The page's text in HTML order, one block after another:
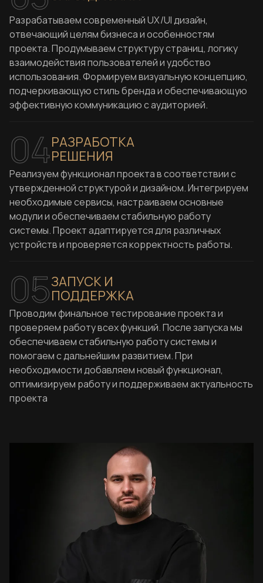
Разрабатываем современный UX/UI дизайн,
отвечающий целям бизнеса и особенностям
проекта. Продумываем структуру страниц, логику
взаимодействия пользователей и удобство
использования. Формируем визуальную концепцию,
подчеркивающую стиль бренда и обеспечивающую
эффективную коммуникацию с аудиторией.
04РАЗРАБОТКА
РЕШЕНИЯ
Реализуем функционал проекта в соответствии с
утвержденной структурой и дизайном. Интегрируем
необходимые сервисы, настраиваем основные
модули и обеспечиваем стабильную работу
системы. Проект адаптируется для различных
устройств и проверяется корректность работы.
05ЗАПУСК И
ПОДДЕРЖКА
Проводим финальное тестирование проекта и
проверяем работу всех функций. После запуска мы
обеспечиваем стабильную работу системы и
помогаем с дальнейшим развитием. При
необходимости добавляем новый функционал,
оптимизируем работу и поддерживаем актуальность
проекта